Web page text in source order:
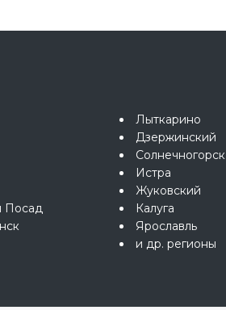
Посад
Лыткарино
Дзержинский
Солнечногорск
Истра
Жуковский
Калуга
Ярославль
и др. регионы